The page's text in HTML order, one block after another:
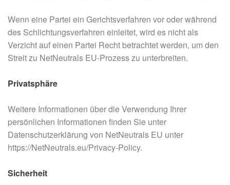
Wenn eine Partei ein Gerichtsverfahren vor oder während
des Schlichtungsverfahren einleitet, wird es nicht als
Verzicht auf einen Partei Recht betrachtet werden, um den
Streit zu NetNeutrals EU-Prozess zu unterbreiten.
Privatsphäre
Weitere Informationen über die Verwendung Ihrer
persönlichen Informationen finden Sie unter
Datenschutzerklärung von NetNeutrals EU unter
https://NetNeutrals.eu/Privacy-Policy.
Sicherheit